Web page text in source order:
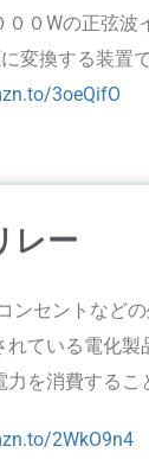
００Wの正弦波
変換する装置
3oeQifO
レー
ンセントなど
れている電化
力を消費するこ
2WkO9n4